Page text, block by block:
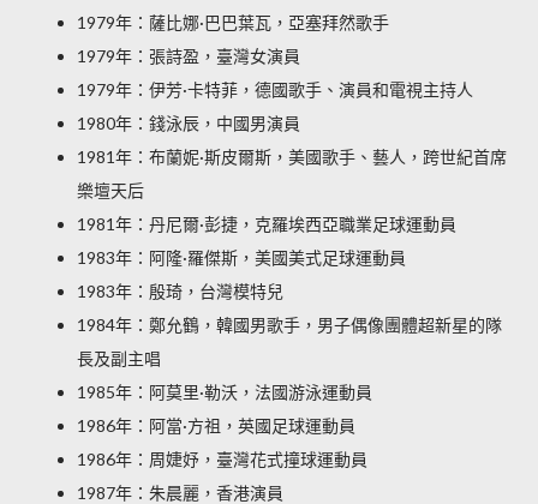
1979年：薩比娜·巴巴葉瓦，亞塞拜然歌手
1979年：張詩盈，臺灣女演員
1979年：伊芳·卡特菲，德國歌手、演員和電視主持人
1980年：錢泳辰，中國男演員
1981年：布蘭妮·斯皮爾斯，美國歌手、藝人，跨世紀首席
樂壇天后
1981年：丹尼爾·彭捷，克羅埃西亞職業足球運動員
1983年：阿隆·羅傑斯，美國美式足球運動員
1983年：殷琦，台灣模特兒
1984年：鄭允鶴，韓國男歌手，男子偶像團體超新星的隊
長及副主唱
1985年：阿莫里·勒沃，法國游泳運動員
1986年：阿當·方祖，英國足球運動員
1986年：周婕妤，臺灣花式撞球運動員
1987年：朱晨麗，香港演員